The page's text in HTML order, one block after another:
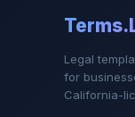
Legal
for
California-